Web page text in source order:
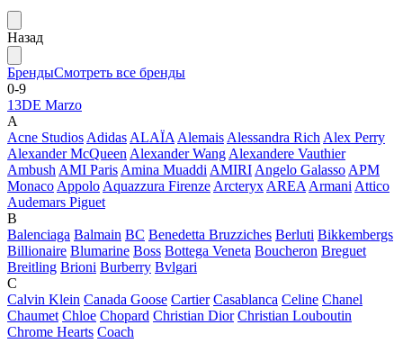
Назад
БрендыСмотреть все бренды
0-9
13DE Marzo
A
Acne StudiosAdidasALAÏAAlemaisAlessandra RichAlex Perry
Alexander McQueenAlexander WangAlexandere Vauthier
AmbushAMI ParisAmina MuaddiAMIRIAngelo GalassoAPM
MonacoAppoloAquazzura FirenzeArcteryxAREAArmaniAttico
Audemars Piguet
B
Balenciaga Balmain BC Benedetta Bruzziches Berluti Bikkembergs
Billionaire Blumarine Boss Bottega Veneta Boucheron Breguet
Breitling Brioni Burberry Bvlgari
C
Calvin Klein Canada Goose Cartier Casablanca Celine Chanel
Chaumet Chloe Chopard Christian Dior Christian Louboutin
Chrome Hearts Coach